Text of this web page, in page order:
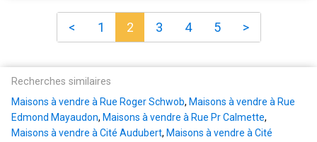
< 1 2 3 4 5 >
Recherches similaires
Maisons à vendre à Rue Roger Schwob, Maisons à vendre à Rue
Edmond Mayaudon, Maisons à vendre à Rue Pr Calmette,
Maisons à vendre à Cité Audubert, Maisons à vendre à Cité